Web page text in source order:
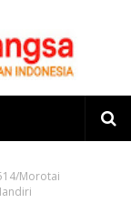
Morotai